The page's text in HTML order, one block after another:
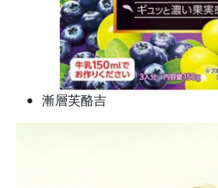
漸層芙酪吉